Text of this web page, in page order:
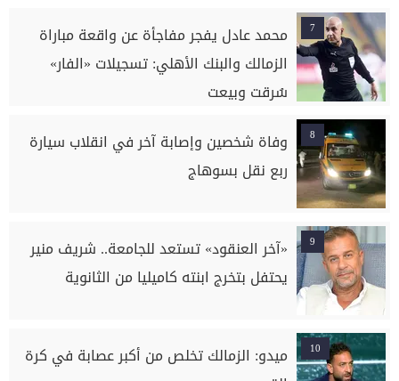
7
محمد عادل يفجر مفاجأة عن واقعة مباراة
الزمالك والبنك الأهلي: تسجيلات «الفار»
سُرقت وبيعت
8
وفاة شخصين وإصابة آخر في انقلاب سيارة
ربع نقل بسوهاج
9
«آخر العنقود» تستعد للجامعة.. شريف منير
يحتفل بتخرج ابنته كاميليا من الثانوية
10
ميدو: الزمالك تخلص من أكبر عصابة في كرة